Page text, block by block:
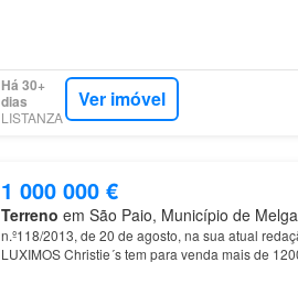
Há 30+
dias
LISTANZA
Ver imóvel
1 000 000 €
Terreno em São Paio, Município de
n.º118/2013, de 20 de agosto, na sua atual
LUXIMOS Christie´s tem para venda mais de